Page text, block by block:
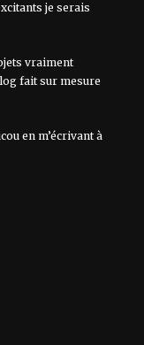
je serais
vraiment
fait sur mesure
en m’écrivant à